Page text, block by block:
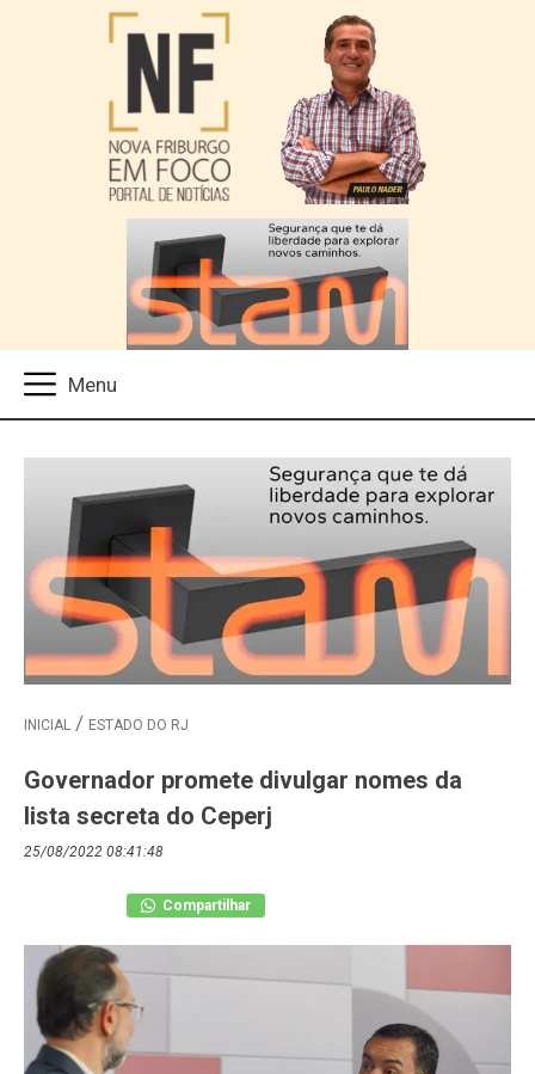
INICIAL ESTADO DO RJ
Governador promete divulgar nomes da
lista secreta do Ceperj
25/08/2022 08:41:48
Compartilhar